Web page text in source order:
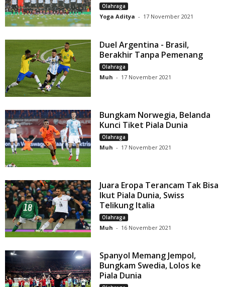
Olahraga
Yoga Aditya - 17 November 2021
Duel Argentina - Brasil,
Berakhir Tanpa Pemenang
Olahraga
Muh - 17 November 2021
Bungkam Norwegia, Belanda
Kunci Tiket Piala Dunia
Olahraga
Muh - 17 November 2021
Juara Eropa Terancam Tak Bisa
Ikut Piala Dunia, Swiss
Telikung Italia
Olahraga
Muh - 16 November 2021
Spanyol Memang Jempol,
Bungkam Swedia, Lolos ke
Piala Dunia